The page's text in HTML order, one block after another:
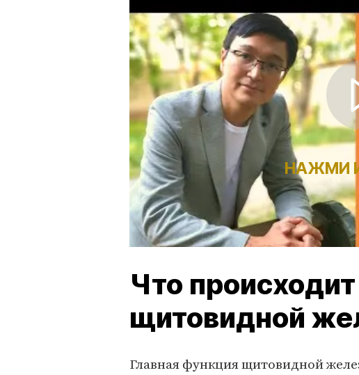
НАЖМИ
Что
щитовидной
Главная функция щитовидной